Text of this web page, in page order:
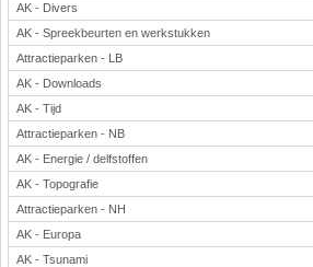
AK - Divers
AK - Spreekbeurten en werkstukken
Attractieparken - LB
AK - Downloads
AK - Tijd
Attractieparken - NB
AK - Energie / delfstoffen
AK - Topografie
Attractieparken - NH
AK - Europa
AK - Tsunami